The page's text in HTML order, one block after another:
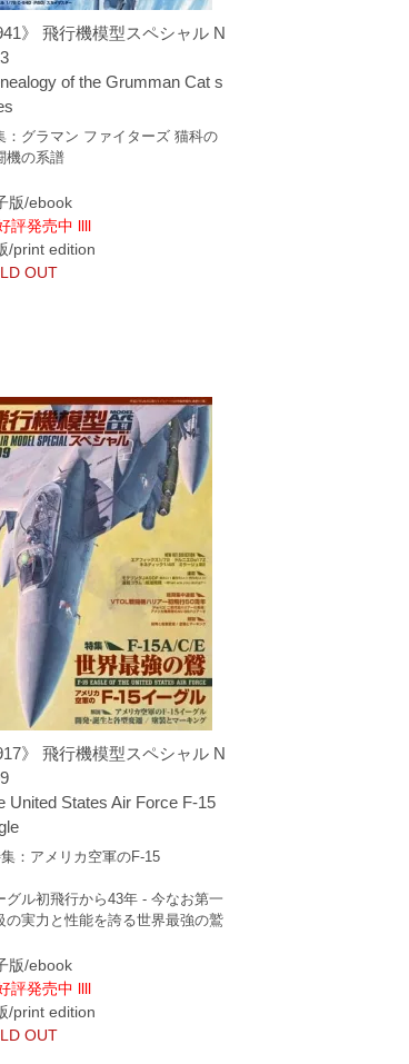
》 飛行機模型スペシャル N
of the Grumman Cat s
：グラマン ファイターズ 猫科の
機の系譜
版/ebook
評発売中 llll
/print edition
OUT
》 飛行機模型スペシャル N
United States Air Force F-15
：アメリカ空軍のF-15
グル初飛行から43年 - 今なお第一
の実力と性能を誇る世界最強の鷲
版/ebook
評発売中 llll
/print edition
OUT